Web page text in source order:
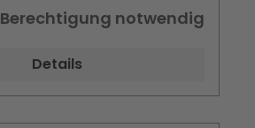
Berechtigung notwendig
Details